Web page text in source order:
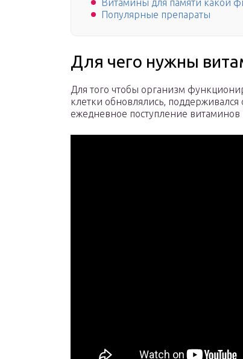
Витамины для памяти какой
Популярные препараты
Для чего нужны
Для того чтобы организм
клетки обновлялись,
ежедневное поступление витаминов